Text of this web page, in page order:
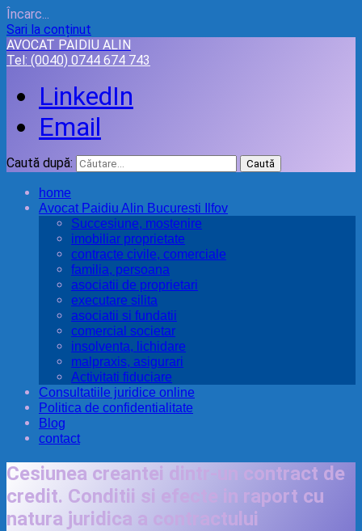
Încarc...
Sari la conținut
AVOCAT PAIDIU ALIN
Tel: (0040) 0744 674 743
LinkedIn
Email
Caută după:
home
Avocat Paidiu Alin Bucuresti Ilfov
Succesiune, mostenire
imobiliar proprietate
contracte civile, comerciale
familia, persoana
asociatii de proprietari
executare silita
asociatii si fundatii
comercial societar
insolventa, lichidare
malpraxis, asigurari
Activitati fiduciare
Consultatiile juridice online
Politica de confidentialitate
Blog
contact
Cesiunea creantei dintr-un contract de
credit. Conditii si efecte in raport cu
natura juridica a contractului